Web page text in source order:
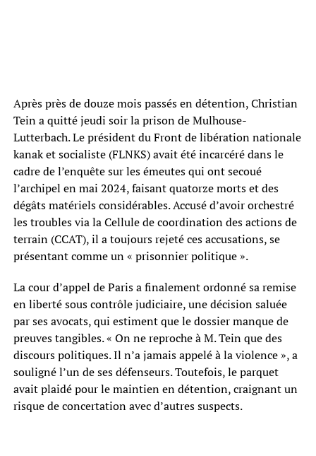
Après près de douze mois passés en détention, Christian
Tein a quitté jeudi soir la prison de Mulhouse-
Lutterbach. Le président du Front de libération nationale
kanak et socialiste (FLNKS) avait été incarcéré dans le
cadre de l’enquête sur les émeutes qui ont secoué
l’archipel en mai 2024, faisant quatorze morts et des
dégâts matériels considérables. Accusé d’avoir orchestré
les troubles via la Cellule de coordination des actions de
terrain (CCAT), il a toujours rejeté ces accusations, se
présentant comme un « prisonnier politique ».
La cour d’appel de Paris a finalement ordonné sa remise
en liberté sous contrôle judiciaire, une décision saluée
par ses avocats, qui estiment que le dossier manque de
preuves tangibles. « On ne reproche à M. Tein que des
discours politiques. Il n’a jamais appelé à la violence », a
souligné l’un de ses défenseurs. Toutefois, le parquet
avait plaidé pour le maintien en détention, craignant un
risque de concertation avec d’autres suspects.